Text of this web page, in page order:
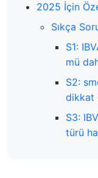
2025 İçin
Sıkça
S1:
mü
S2:
dikkat
S3:
türü